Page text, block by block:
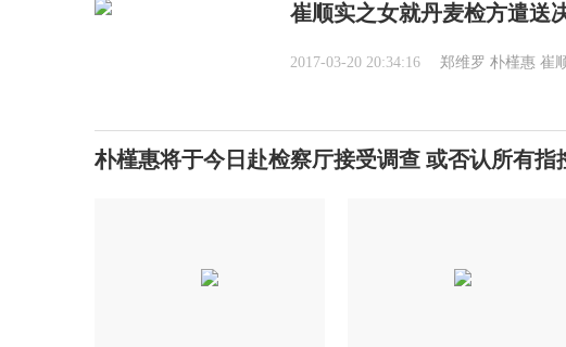
崔顺实之女就丹麦检方遣送
2017-03-20 20:34:16 郑维罗 朴槿惠 崔
朴槿惠将于今日赴检察厅接受调查 或否认所有指